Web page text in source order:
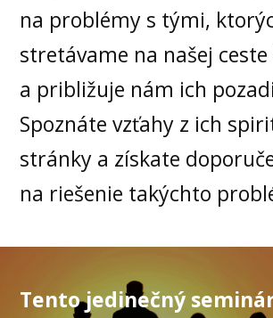
na problémy s tými,
stretávame na našej
a približuje nám ich
Spoznáte vzťahy z ich
stránky a získate
na riešenie takýchto
Tento jedinečný